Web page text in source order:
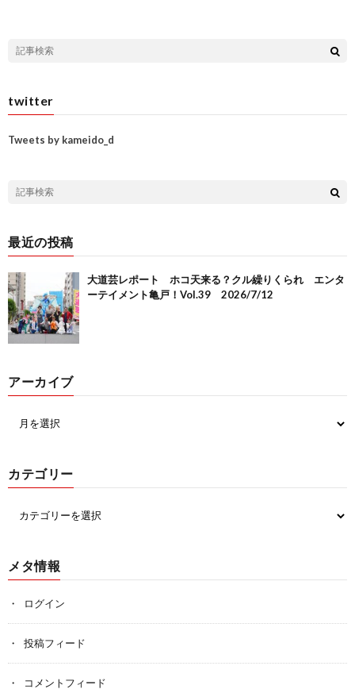
twitter
Tweets by kameido_d
最近の投稿
大道芸レポート ホコ天来る？クル繰りくられ エンタ
ーテイメント亀戸！Vol.39 2026/7/12
アーカイブ
カテゴリー
メタ情報
ログイン
投稿フィード
コメントフィード